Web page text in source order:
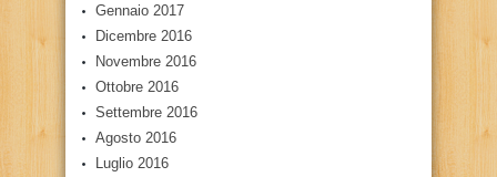
Gennaio 2017
Dicembre 2016
Novembre 2016
Ottobre 2016
Settembre 2016
Agosto 2016
Luglio 2016